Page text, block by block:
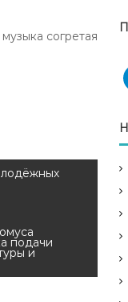
согретая
подачи
и